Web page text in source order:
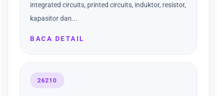
integrated circuits, printed circuits, induktor, resistor,
kapasitor dan...
BACA DETAIL
26210